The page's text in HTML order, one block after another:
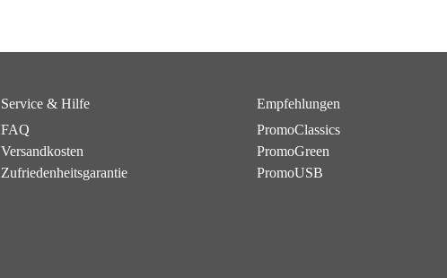
Service & Hilfe
FAQ
Versandkosten
Zufriedenheitsgarantie
Empfehlungen
PromoClassics
PromoGreen
PromoUSB